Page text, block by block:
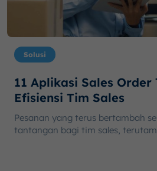
Solusi
11 Aplikasi Sales
Efisiensi Tim Sales
Pesanan yang terus bertambah
tantangan bagi tim sales,